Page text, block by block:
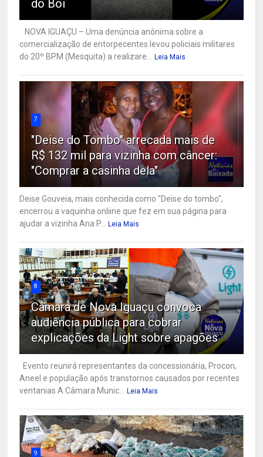
do Boi
NOVA IGUAÇU – Uma denúncia anônima sobre a
comercialização de entorpecentes levou policiais militares
do 20º BPM (Mesquita) a realizare...
Leia Mais
7
"Deise do Tombo" arrecada mais de
R$ 132 mil para vizinha com câncer:
"Comprar a casinha dela"
Deise Gouveia, mais conhecida como "Deise do tombo",
encerrou a vaquinha onliine que fez em sua página para
ajudar a vizinha Ana P...
Leia Mais
8
Câmara de Nova Iguaçu convoca
audiência pública para cobrar
explicações da Light sobre apagões
Evento reunirá representantes da concessionária, Procon,
Aneel e população após transtornos causados por recentes
ventanias A Câmara Munic...
Leia Mais
9